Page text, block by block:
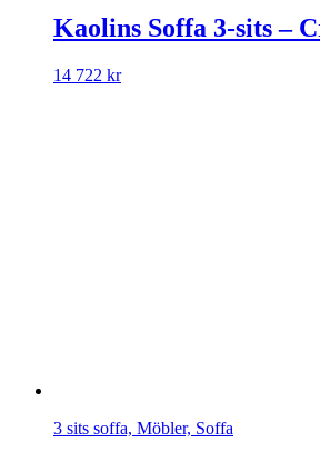
Kaolins Soffa 3-sits –
14 722 kr
3 sits soffa, Möbler, Soffa